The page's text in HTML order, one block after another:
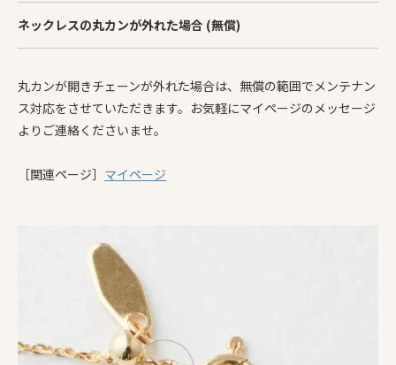
ネックレスの丸カンが外れた場合 (無償)
丸カンが開きチェーンが外れた場合は、無償の範囲でメンテナン
ス対応をさせていただきます。お気軽にマイページのメッセージ
よりご連絡くださいませ。
［関連ページ］ マイページ